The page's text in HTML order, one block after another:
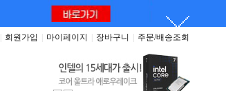
회원가입 마이페이지 장바구니 주문/배송조회